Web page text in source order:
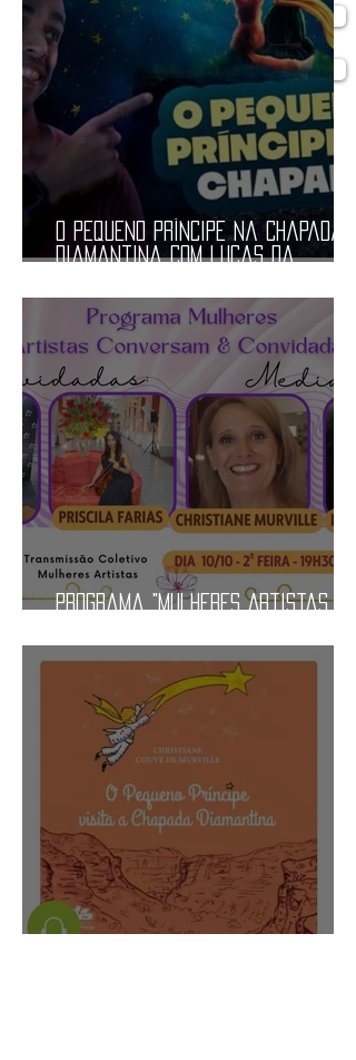
- Divulga Escritor 42
- Matraca Cultural
- LCB Magazine
- Site Aqui Tem Diversão
- Site Cebola Verde
O Pequeno Príncipe na Chapada
diamantina com lucas da
Programa "Mulheres Artistas